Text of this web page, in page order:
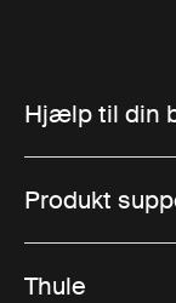
Hjælp til din
Produkt
Thule